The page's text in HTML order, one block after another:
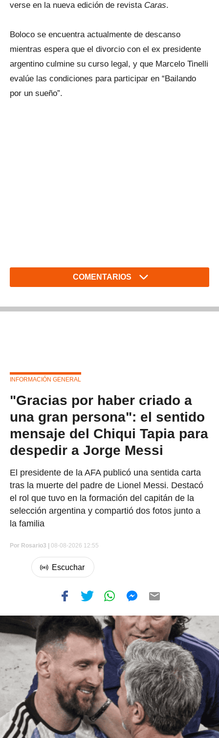
verse en la nueva edición de revista Caras.
Boloco se encuentra actualmente de descanso
mientras espera que el divorcio con el ex presidente
argentino culmine su curso legal, y que Marcelo Tinelli
evalúe las condiciones para participar en “Bailando
por un sueño”.
COMENTARIOS